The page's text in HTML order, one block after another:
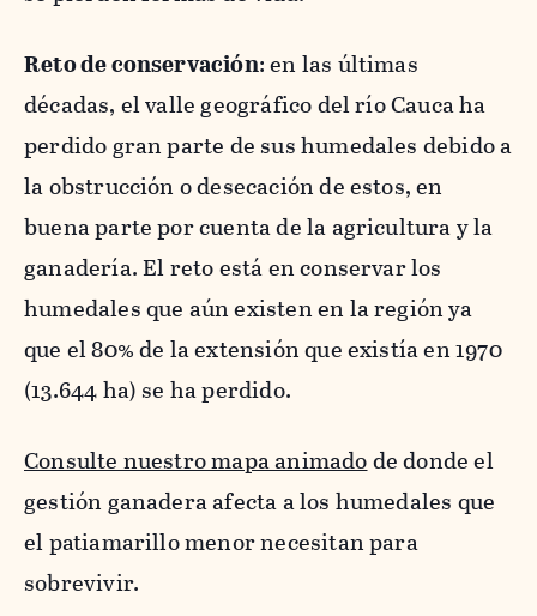
Reto de conservación: en las últimas
décadas, el valle geográfico del río Cauca ha
perdido gran parte de sus humedales debido a
la obstrucción o desecación de estos, en
buena parte por cuenta de la agricultura y la
ganadería. El reto está en conservar los
humedales que aún existen en la región ya
que el 80% de la extensión que existía en 1970
(13.644 ha) se ha perdido.
Consulte nuestro mapa animadode donde el
gestión ganadera afecta a los humedales que
el patiamarillo menor necesitan para
sobrevivir.